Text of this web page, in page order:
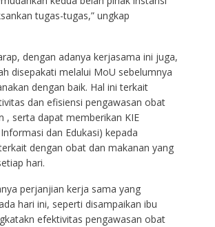
tugas-tugas,” ungkap
dengan adanya kerjasama ini juga,
disepakati melalui MoU sebelumnya
dengan baik. Hal ini terkait
dan efisiensi pengawasan obat
, serta dapat memberikan KIE
dan Edukasi) kepada
dengan obat dan makanan yang
hari.
perjanjian kerja sama yang
hari ini, seperti disampaikan ibu
efektivitas pengawasan obat